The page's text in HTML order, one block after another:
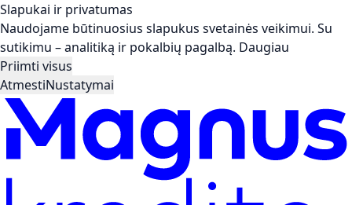
Slapukai ir privatumas
Naudojame būtinuosius slapukus svetainės veikimui. Su
sutikimu – analitiką ir pokalbių pagalbą. Daugiau
Priimti visus
AtmestiNustatymai